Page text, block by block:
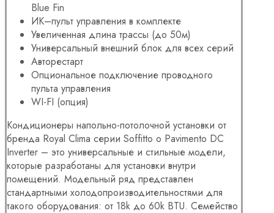
Blue Fin
ИК–пульт управления в комплекте
Увеличенная длина трассы (до 50м)
Универсальный внешний блок для всех серий
Авторестарт
Опциональное подключение проводного
пульта управления
WI-FI (опция)
Кондиционеры напольно-потолочной установки от
бренда Royal Clima серии Soffitto o Pavimento DC
Inverter – это универсальные и стильные модели,
которые разработаны для установки внутри
помещений. Модельный ряд представлен
стандартными холодопроизводительностями для
такого оборудования: от 18k до 60k BTU. Семейство